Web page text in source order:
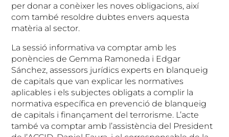
per donar a conèixer les noves obligacions, així
com també resoldre dubtes envers aquesta
matèria al sector.
La sessió informativa va comptar amb les
ponències de Gemma Ramoneda i Edgar
Sánchez, assessors jurídics experts en blanqueig
de capitals que van explicar les normatives
aplicables i els subjectes obligats a complir la
normativa específica en prevenció de blanqueig
de capitals i finançament del terrorisme. L’acte
també va comptar amb l’assistència del President